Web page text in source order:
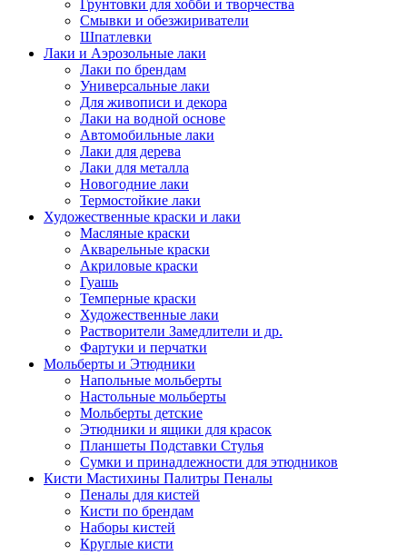
Грунтовки для хобби и творчества
Смывки и обезжириватели
Шпатлевки
Лаки и Аэрозольные лаки
Лаки по брендам
Универсальные лаки
Для живописи и декора
Лаки на водной основе
Автомобильные лаки
Лаки для дерева
Лаки для металла
Новогодние лаки
Термостойкие лаки
Художественные краски и лаки
Масляные краски
Акварельные краски
Акриловые краски
Гуашь
Темперные краски
Художественные лаки
Растворители Замедлители и др.
Фартуки и перчатки
Мольберты и Этюдники
Напольные мольберты
Настольные мольберты
Мольберты детские
Этюдники и ящики для красок
Планшеты Подставки Стулья
Сумки и принадлежности для этюдников
Кисти Мастихины Палитры Пеналы
Пеналы для кистей
Кисти по брендам
Наборы кистей
Круглые кисти